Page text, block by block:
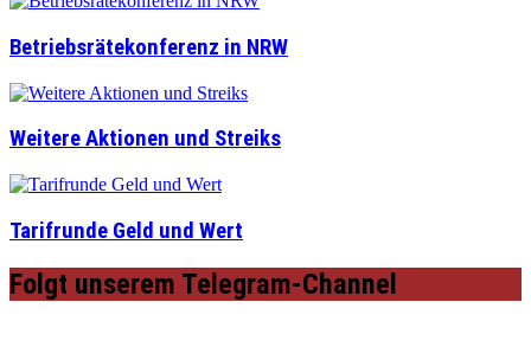
Betriebsrätekonferenz in NRW
Weitere Aktionen und Streiks
Tarifrunde Geld und Wert
Folgt unserem Telegram-Channel